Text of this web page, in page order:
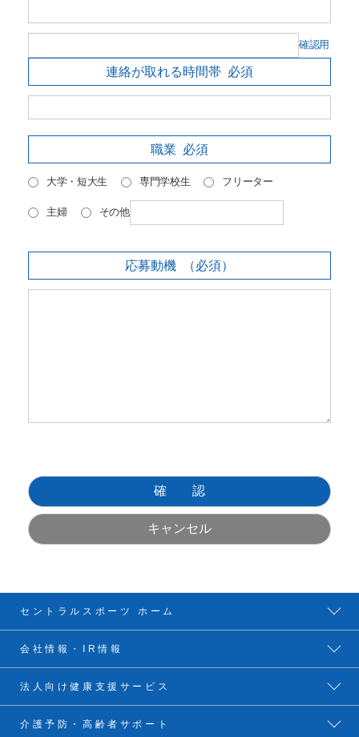
確認用
連絡が取れる時間帯 必須
職業 必須
大学・短大生 専門学校生 フリーター
主婦 その他
応募動機 （必須）
セントラルスポーツ ホーム
会社情報・IR情報
法人向け健康支援サービス
介護予防・高齢者サポート